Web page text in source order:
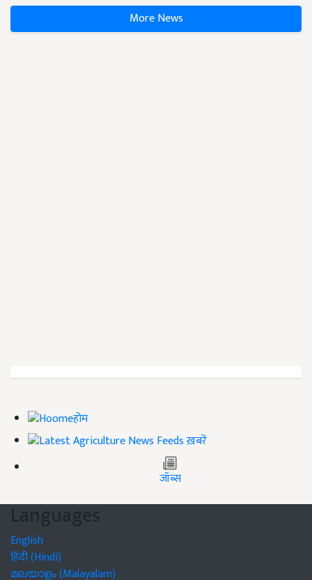
More News
होम
ख़बरें
जॉब्स
Languages
English
हिंदी (Hindi)
മലയാളം (Malayalam)